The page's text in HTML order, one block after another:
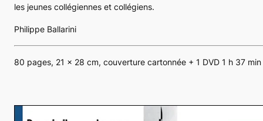
les jeunes collégiennes et collégiens.
Philippe Ballarini
80 pages, 21 x 28 cm, couverture cartonnée + 1 DVD 1 h 37 min